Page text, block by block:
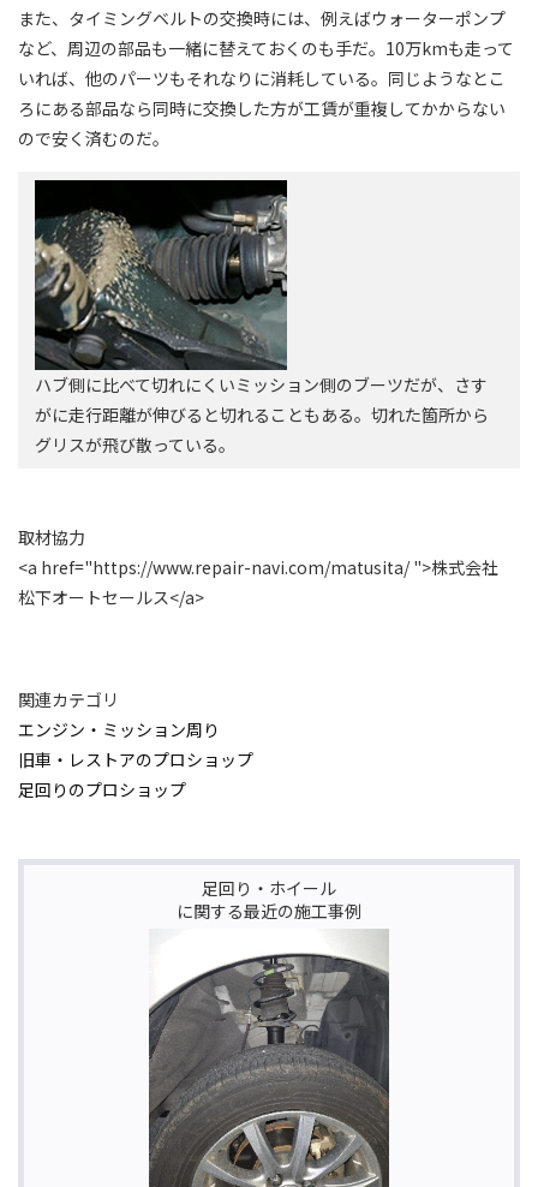
また、タイミングベルトの交換時には、例えばウォーターポンプ
など、周辺の部品も一緒に替えておくのも手だ。10万kmも走って
いれば、他のパーツもそれなりに消耗している。同じようなとこ
ろにある部品なら同時に交換した方が工賃が重複してかからない
ので安く済むのだ。
ハブ側に比べて切れにくいミッション側のブーツだが、さす
がに走行距離が伸びると切れることもある。切れた箇所から
グリスが飛び散っている。
取材協力
<a href="https://www.repair-navi.com/matusita/ ">株式会社
松下オートセールス</a>
関連カテゴリ
エンジン・ミッション周り
旧車・レストアのプロショップ
足回りのプロショップ
足回り・ホイール
に関する最近の施工事例